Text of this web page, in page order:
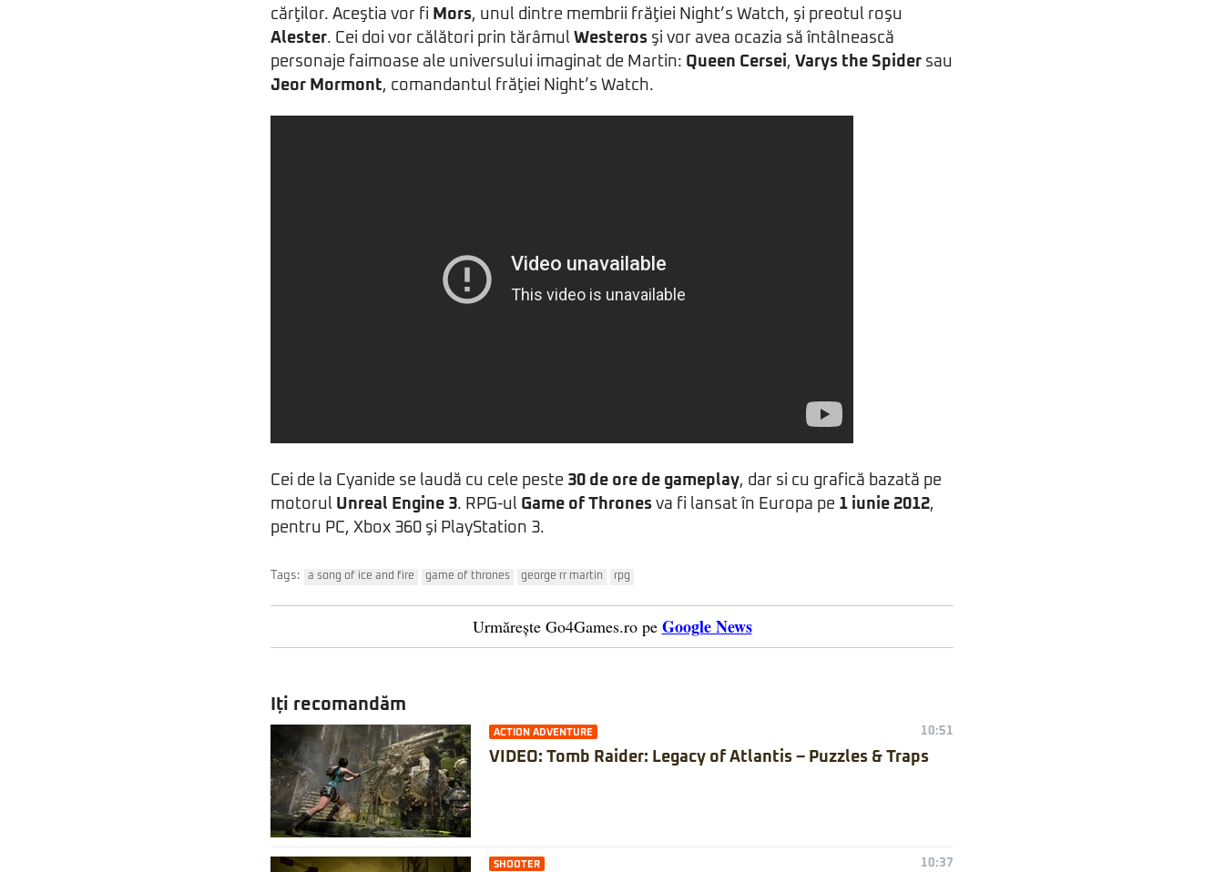
cărţilor. Aceştia vor fi Mors, unul dintre membrii frăţiei Night’s Watch, şi preotul roşu
Alester. Cei doi vor călători prin tărâmul Westeros şi vor avea ocazia să întâlnească
personaje faimoase ale universului imaginat de Martin: Queen Cersei, Varys the Spider sau
Jeor Mormont, comandantul frăţiei Night’s Watch.
Cei de la Cyanide se laudă cu cele peste 30 de ore de gameplay, dar si cu grafică bazată pe
motorul Unreal Engine 3. RPG-ul Game of Thrones va fi lansat în Europa pe 1 iunie 2012,
pentru PC, Xbox 360 şi PlayStation 3.
Tags: a song of ice and fire game of thrones george rr martin rpg
Urmărește Go4Games.ro pe Google News
Iți recomandăm
ACTION ADVENTURE 10:51
VIDEO: Tomb Raider: Legacy of Atlantis – Puzzles & Traps
SHOOTER 10:37